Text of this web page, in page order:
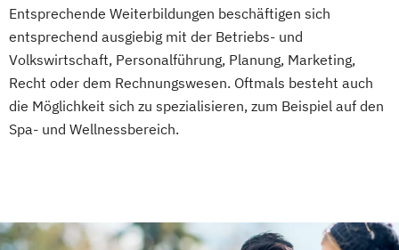
Entsprechende Weiterbildungen beschäftigen sich
entsprechend ausgiebig mit der Betriebs- und
Volkswirtschaft, Personalführung, Planung, Marketing,
Recht oder dem Rechnungswesen. Oftmals besteht auch
die Möglichkeit sich zu spezialisieren, zum Beispiel auf den
Spa- und Wellnessbereich.